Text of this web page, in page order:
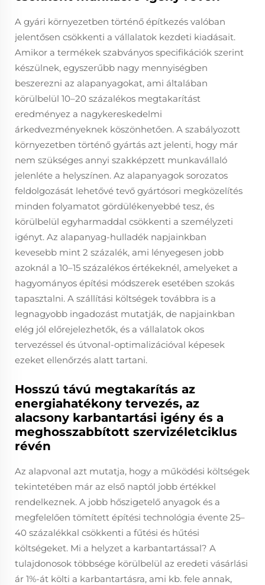
A gyári környezetben történő építkezés valóban
jelentősen csökkenti a vállalatok kezdeti kiadásait.
Amikor a termékek szabványos specifikációk szerint
készülnek, egyszerűbb nagy mennyiségben
beszerezni az alapanyagokat, ami általában
körülbelül 10–20 százalékos megtakarítást
eredményez a nagykereskedelmi
árkedvezményeknek köszönhetően. A szabályozott
környezetben történő gyártás azt jelenti, hogy már
nem szükséges annyi szakképzett munkavállaló
jelenléte a helyszínen. Az alapanyagok sorozatos
feldolgozását lehetővé tevő gyártósori megközelítés
minden folyamatot gördülékenyebbé tesz, és
körülbelül egyharmaddal csökkenti a személyzeti
igényt. Az alapanyag-hulladék napjainkban
kevesebb mint 2 százalék, ami lényegesen jobb
azoknál a 10–15 százalékos értékeknél, amelyeket a
hagyományos építési módszerek esetében szokás
tapasztalni. A szállítási költségek továbbra is a
legnagyobb ingadozást mutatják, de napjainkban
elég jól előrejelezhetők, és a vállalatok okos
tervezéssel és útvonal-optimalizációval képesek
ezeket ellenőrzés alatt tartani.
Hosszú távú megtakarítás az
energiahatékony tervezés, az
alacsony karbantartási igény és a
meghosszabbított szervizéletciklus
révén
Az alapvonal azt mutatja, hogy a működési költségek
tekintetében már az első naptól jobb értékkel
rendelkeznek. A jobb hőszigetelő anyagok és a
megfelelően tömített építési technológia évente 25–
40 százalékkal csökkenti a fűtési és hűtési
költségeket. Mi a helyzet a karbantartással? A
tulajdonosok többsége körülbelül az eredeti vásárlási
ár 1%-át költi a karbantartásra, ami kb. fele annak,